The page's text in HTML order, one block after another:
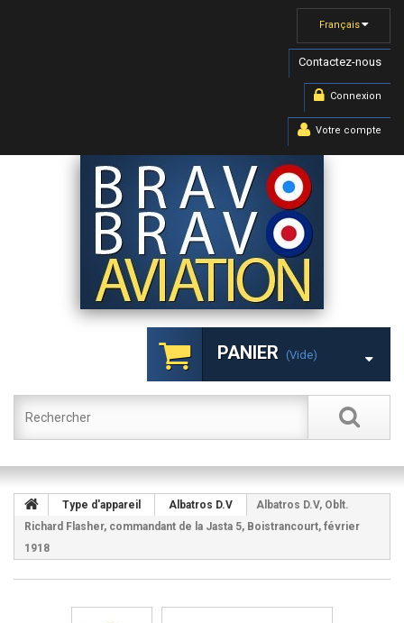
Français
Contactez-nous
Connexion
Votre compte
PANIER (vide)
Type d'appareil Albatros D.V
Albatros D.V, Oblt.
Richard Flasher, commandant de la Jasta 5, Boistrancourt, février
1918